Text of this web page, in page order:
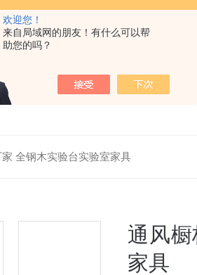
欢迎您！
来自局域网的朋友！有什么可以帮
助您的吗？
全钢木实验台实验室家具
通风
家具